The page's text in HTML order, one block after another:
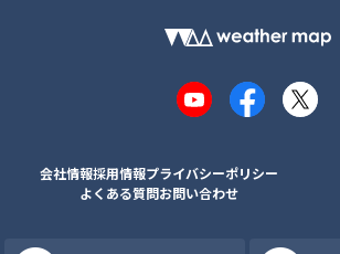
YouTubeFacebook
X
会社情報採用情報プライバシーポリシー
よくある質問お問い合わせ